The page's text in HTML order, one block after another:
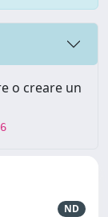
o creare un
ND